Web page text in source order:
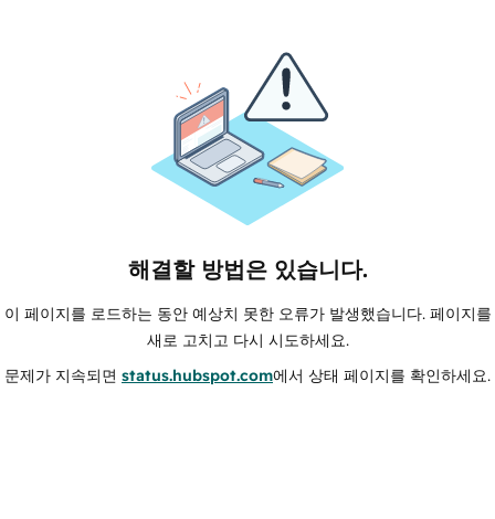
해결할 방법은 있습니다.
이 페이지를 로드하는 동안 예상치 못한 오류가 발생했습니다. 페이지를
새로 고치고 다시 시도하세요.
문제가 지속되면 status.hubspot.com에서 상태 페이지를 확인하세요.